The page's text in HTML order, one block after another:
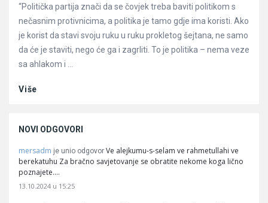
“Politička partija znači da se čovjek treba baviti politikom s
nečasnim protivnicima, a politika je tamo gdje ima koristi. Ako
je korist da stavi svoju ruku u ruku prokletog šejtana, ne samo
da će je staviti, nego će ga i zagrliti. To je politika – nema veze
sa ahlakom i ...
Više
NOVI ODGOVORI
mersadm je unio odgovor Ve alejkumu-s-selam ve rahmetullahi ve
berekatuhu Za bračno savjetovanje se obratite nekome koga lično
poznajete.…
13.10.2024 u 15:25